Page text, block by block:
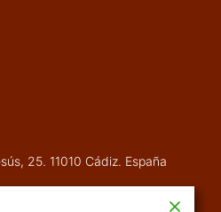
25. 11010 Cádiz. España